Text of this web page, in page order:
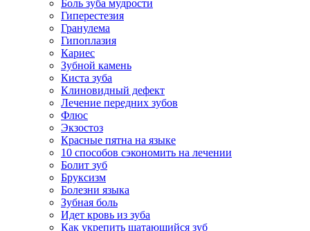
Боль зуба мудрости
Гиперестезия
Гранулема
Гипоплазия
Кариес
Зубной камень
Киста зуба
Клиновидный дефект
Лечение передних зубов
Флюс
Экзостоз
Красные пятна на языке
10 способов сэкономить на лечении
Болит зуб
Бруксизм
Болезни языка
Зубная боль
Идет кровь из зуба
Как укрепить шатающийся зуб